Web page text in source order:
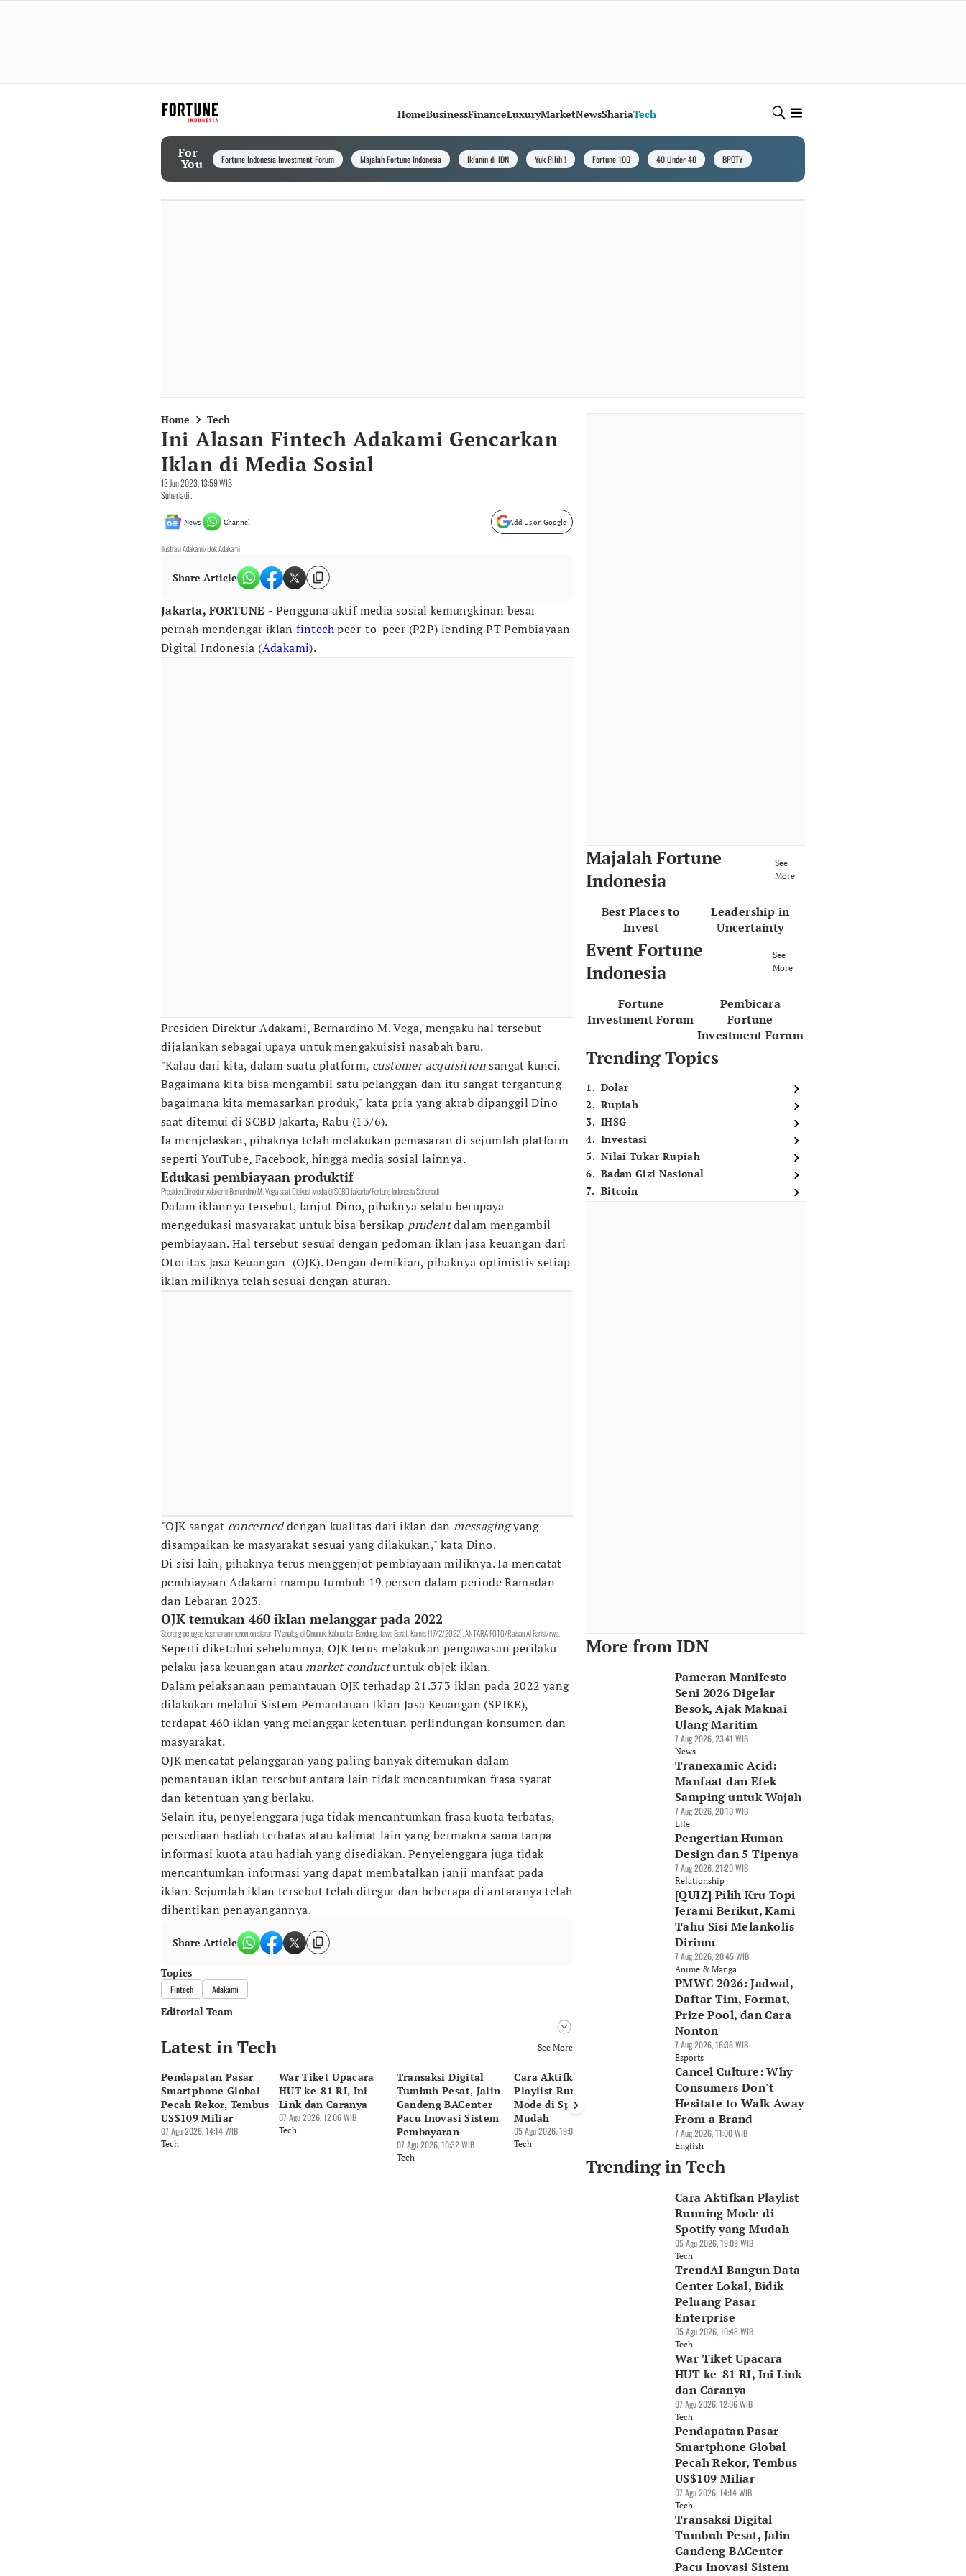
HomeBusinessFinanceLuxuryMarketNewsShariaTech
For
You Fortune Indonesia Investment Forum Majalah Fortune Indonesia Iklanin di IDN Yuk Pilih ! Fortune 100 40 Under 40 BPOTY
Home Tech
Ini Alasan Fintech Adakami Gencarkan
Iklan di Media Sosial
13 Jun 2023, 13:59 WIB
Suheriadi .
News Channel Add Us on Google
Ilustrasi Adakami/Dok Adakami
Share Article
Jakarta, FORTUNE - Pengguna aktif media sosial kemungkinan besar
pernah mendengar iklanfintechpeer-to-peer (P2P) lending PT Pembiayaan
Digital Indonesia (Adakami).
Presiden Direktur Adakami, Bernardino M. Vega, mengaku hal tersebut
dijalankan sebagai upaya untuk mengakuisisi nasabah baru.
"Kalau dari kita, dalam suatu platform, customer acquisitionsangat kunci.
Bagaimana kita bisa mengambil satu pelanggan dan itu sangat tergantung
bagaimana kita memasarkan produk," kata pria yang akrab dipanggil Dino
saat ditemui di SCBD Jakarta, Rabu (13/6).
Ia menjelaskan, pihaknya telah melakukan pemasaran di sejumlah platform
seperti YouTube, Facebook, hingga media sosial lainnya.
Edukasi pembiayaan produktif
Presiden Direktur Adakami Bernardino M. Vega saat Diskusi Media di SCBD Jakarta/Fortune Indonesia Suheriadi
Dalam iklannya tersebut, lanjut Dino, pihaknya selalu berupaya
mengedukasi masyarakat untuk bisa bersikap prudentdalam mengambil
pembiayaan. Hal tersebut sesuai dengan pedoman iklan jasa keuangan dari
Otoritas Jasa Keuangan (OJK). Dengan demikian, pihaknya optimistis setiap
iklan miliknya telah sesuai dengan aturan.
"OJK sangat concerneddengan kualitas dari iklan danmessagingyang
disampaikan ke masyarakat sesuai yang dilakukan," kata Dino.
Di sisi lain, pihaknya terus menggenjot pembiayaan miliknya. Ia mencatat
pembiayaan Adakami mampu tumbuh 19 persen dalam periode Ramadan
dan Lebaran 2023.
OJK temukan 460 iklan melanggar pada 2022
Seorang petugas keamanan menonton siaran TV analog di Cinunuk, Kabupaten Bandung, Jawa Barat, Kamis (17/2/2022). ANTARA FOTO/Raisan Al Farisi/rwa.
Seperti diketahui sebelumnya, OJK terus melakukan pengawasan perilaku
pelaku jasa keuangan ataumarket conductuntuk objek iklan.
Dalam pelaksanaan pemantauan OJK terhadap 21.373 iklan pada 2022 yang
dilakukan melalui Sistem Pemantauan Iklan Jasa Keuangan (SPIKE),
terdapat 460 iklan yang melanggar ketentuan perlindungan konsumen dan
masyarakat.
OJK mencatat pelanggaran yang paling banyak ditemukan dalam
pemantauan iklan tersebut antara lain tidak mencantumkan frasa syarat
dan ketentuan yang berlaku.
Selain itu, penyelenggara juga tidak mencantumkan frasa kuota terbatas,
persediaan hadiah terbatas atau kalimat lain yang bermakna sama tanpa
informasi kuota atau hadiah yang disediakan. Penyelenggara juga tidak
mencantumkan informasi yang dapat membatalkan janji manfaat pada
iklan. Sejumlah iklan tersebut telah ditegur dan beberapa di antaranya telah
dihentikan penayangannya.
Share Article
Topics
Fintech Adakami
Editorial Team
Editor
Bonardo Maulana
Editor
Suheriadi .
Latest in Tech See More
Pendapatan Pasar
Smartphone Global
Pecah Rekor, Tembus
US$109 Miliar
07 Agu 2026, 14:14 WIB
Tech
War Tiket Upacara
HUT ke-81 RI, Ini
Link dan Caranya
07 Agu 2026, 12:06 WIB
Tech
Transaksi Digital
Tumbuh Pesat, Jalin
Gandeng BACenter
Pacu Inovasi Sistem
Pembayaran
07 Agu 2026, 10:32 WIB
Tech
Cara Aktifkan
Playlist Running
Mode di Spotify yang
Mudah
05 Agu 2026, 19:09 WIB
Tech
TrendAI Bangun
Data Center Lokal,
Bidik Peluang Pasar
Enterprise
05 Agu 2026, 10:48 WIB
Schneider Electric
Indonesia Klaim
Pangkas Emisi
Operasional 82%
Majalah Fortune
Indonesia
See
More
Best Places to
Invest
Leadership in
Uncertainty
Event Fortune
Indonesia
See
More
Fortune
Investment Forum
Pembicara
Fortune
Investment Forum
Trending Topics
1. Dolar
2. Rupiah
3. IHSG
4. Investasi
5. Nilai Tukar Rupiah
6. Badan Gizi Nasional
7. Bitcoin
More from IDN
Pameran Manifesto
Seni 2026 Digelar
Besok, Ajak Maknai
Ulang Maritim
7 Aug 2026, 23:41 WIB
News
Tranexamic Acid:
Manfaat dan Efek
Samping untuk Wajah
7 Aug 2026, 20:10 WIB
Life
Pengertian Human
Design dan 5 Tipenya
7 Aug 2026, 21:20 WIB
Relationship
[QUIZ] Pilih Kru Topi
Jerami Berikut, Kami
Tahu Sisi Melankolis
Dirimu
7 Aug 2026, 20:45 WIB
Anime & Manga
PMWC 2026: Jadwal,
Daftar Tim, Format,
Prize Pool, dan Cara
Nonton
7 Aug 2026, 16:36 WIB
Esports
Cancel Culture: Why
Consumers Don't
Hesitate to Walk Away
From a Brand
7 Aug 2026, 11:00 WIB
English
Trending in Tech
Cara Aktifkan Playlist
Running Mode di
Spotify yang Mudah
05 Agu 2026, 19:09 WIB
Tech
TrendAI Bangun Data
Center Lokal, Bidik
Peluang Pasar
Enterprise
05 Agu 2026, 10:48 WIB
Tech
War Tiket Upacara
HUT ke-81 RI, Ini Link
dan Caranya
07 Agu 2026, 12:06 WIB
Tech
Pendapatan Pasar
Smartphone Global
Pecah Rekor, Tembus
US$109 Miliar
07 Agu 2026, 14:14 WIB
Tech
Transaksi Digital
Tumbuh Pesat, Jalin
Gandeng BACenter
Pacu Inovasi Sistem